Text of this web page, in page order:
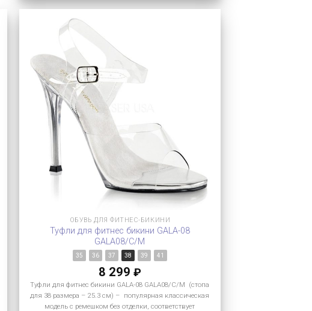
ОБУВЬ ДЛЯ ФИТНЕС-БИКИНИ
Туфли для фитнес бикини GALA-08
GALA08/C/M
35 36 37 38 39 41
8 299 ₽
Туфли для фитнес бикини GALA-08 GALA08/C/M (стопа
для 38 размера – 25.3 см) – популярная классическая
модель с ремешком без отделки, соответствует